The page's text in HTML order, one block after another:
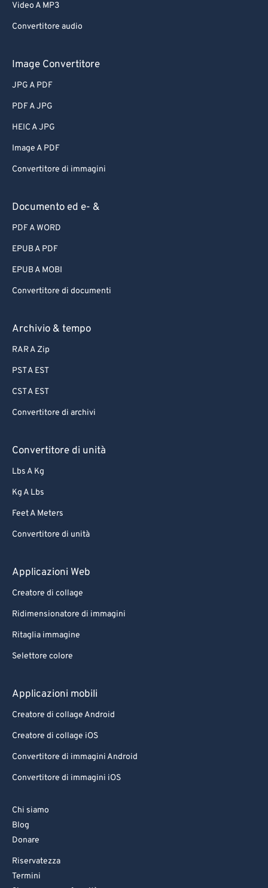
Video A MP3
Convertitore audio
Image Convertitore
JPG A PDF
PDF A JPG
HEIC A JPG
Image A PDF
Convertitore di immagini
Documento ed e- &
PDF A WORD
EPUB A PDF
EPUB A MOBI
Convertitore di documenti
Archivio & tempo
RAR A Zip
PST A EST
CST A EST
Convertitore di archivi
Convertitore di unità
Lbs A Kg
Kg A Lbs
Feet A Meters
Convertitore di unità
Applicazioni Web
Creatore di collage
Ridimensionatore di immagini
Ritaglia immagine
Selettore colore
Applicazioni mobili
Creatore di collage Android
Creatore di collage iOS
Convertitore di immagini Android
Convertitore di immagini iOS
Chi siamo
Blog
Donare
Riservatezza
Termini